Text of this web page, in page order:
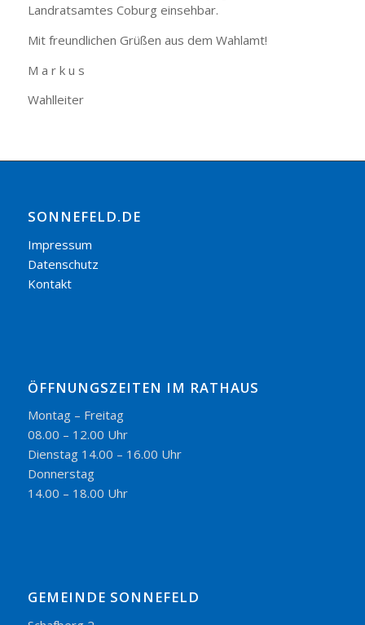
Landratsamtes Coburg einsehbar.
Mit freundlichen Grüßen aus dem Wahlamt!
M a r k u s
Wahlleiter
SONNEFELD.DE
Impressum
Datenschutz
Kontakt
ÖFFNUNGSZEITEN IM RATHAUS
Montag – Freitag
08.00 – 12.00 Uhr
Dienstag 14.00 – 16.00 Uhr
Donnerstag
14.00 – 18.00 Uhr
GEMEINDE SONNEFELD